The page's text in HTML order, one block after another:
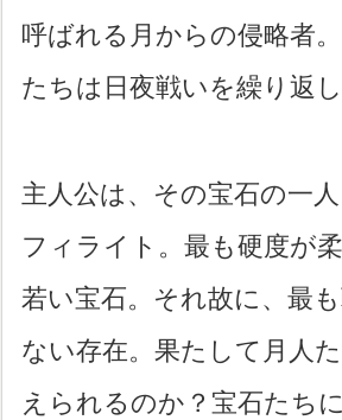
呼ばれる月からの侵略者
たちは日夜戦いを繰り返し
主人公は、その宝石の一
フィライト。最も硬度が
若い宝石。それ故に、最
ない存在。果たして月人
えられるのか？宝石たち